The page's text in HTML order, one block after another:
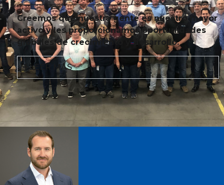
Creemos que nuestra gente es nuestro mayor
activo y les proporcionamos oportunidades
globales de crecimiento y desarrollo.
LEER MÁS